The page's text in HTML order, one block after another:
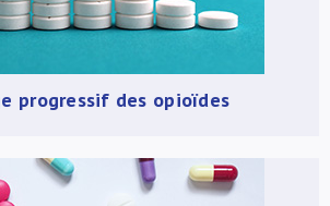
progressif des opioïdes